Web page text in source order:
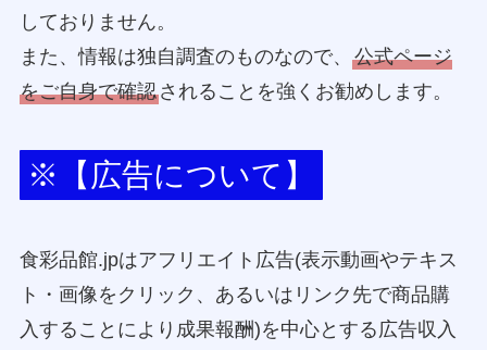
しておりません。
また、情報は独自調査のものなので、 公式ページ
をご自身で確認されることを強くお勧めします。
※【広告について】
食彩品館.jpはアフリエイト広告(表示動画やテキス
ト・画像をクリック、あるいはリンク先で商品購
入することにより成果報酬)を中心とする広告収入